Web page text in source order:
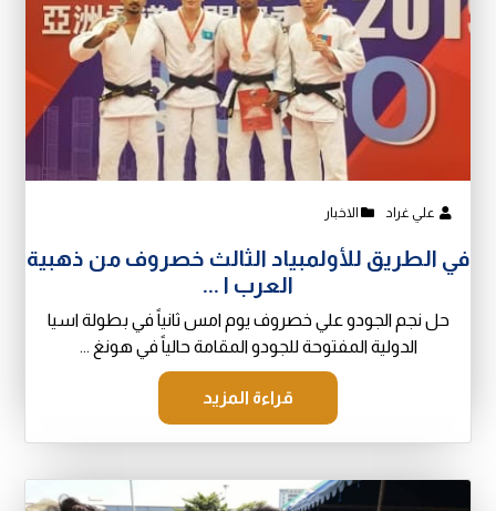
علي غراد الاخبار
في الطريق للأولمبياد الثالث خصروف من ذهبية
العرب ا ...
حل نجم الجودو علي خصروف يوم امس ثانياً في بطولة اسيا
الدولية المفتوحة للجودو المقامة حالياً في هونغ ...
قراءة المزيد